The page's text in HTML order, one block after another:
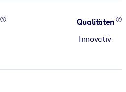
Qualitäten
Innovativ